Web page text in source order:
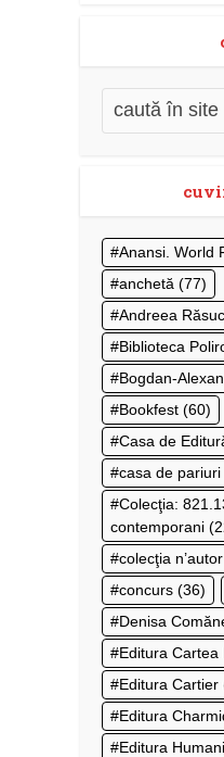
Anansi. World
anchetă (77)
Andreea
Biblioteca
Bogdan-
Bookfest (60)
Casa de
casa de
Colecţia:
contemporani
colecţia n’autor
concurs (36)
Denisa
Editura Cartea
Editura Cartier
Editura
Editura